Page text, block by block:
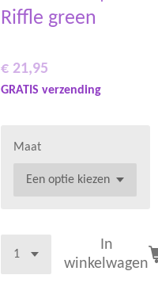
Riffle green
€ 21,95
GRATIS verzending
Maat
In
winkelwagen